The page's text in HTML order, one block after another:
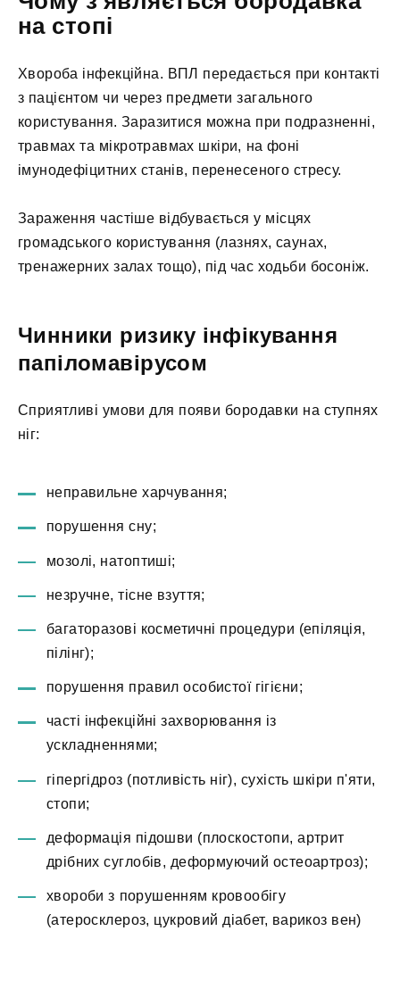
на стопі
Хвороба інфекційна. ВПЛ передається при контакті
з пацієнтом чи через предмети загального
користування. Заразитися можна при подразненні,
травмах та мікротравмах шкіри, на фоні
імунодефіцитних станів, перенесеного стресу.
Зараження частіше відбувається у місцях
громадського користування (лазнях, саунах,
тренажерних залах тощо), під час ходьби босоніж.
Чинники ризику інфікування
папіломавірусом
Сприятливі умови для появи бородавки на ступнях
ніг:
неправильне харчування;
порушення сну;
мозолі, натоптиші;
незручне, тісне взуття;
багаторазові косметичні процедури (епіляція,
пілінг);
порушення правил особистої гігієни;
часті інфекційні захворювання із
ускладненнями;
гіпергідроз (потливість ніг), сухість шкіри п'яти,
стопи;
деформація підошви (плоскостопи, артрит
дрібних суглобів, деформуючий остеоартроз);
хвороби з порушенням кровообігу
(атеросклероз, цукровий діабет, варикоз вен)